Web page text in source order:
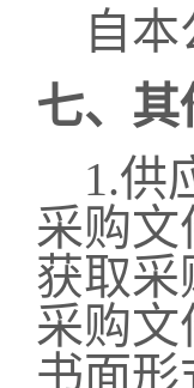
自本
七、
1.供
采购文
获取采
采购文
书面